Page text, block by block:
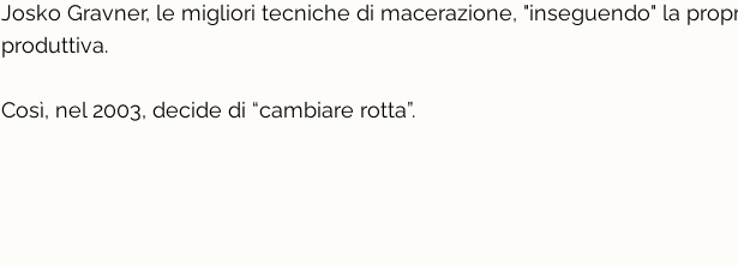
Josko Gravner, le migliori tecniche di macerazione, "inseguendo" la
produttiva.
Così, nel 2003, decide di “cambiare rotta”.